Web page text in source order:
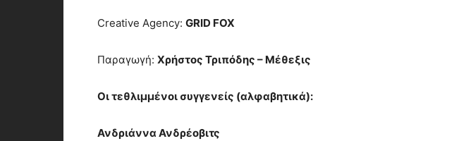
Creative Agency: GRID FOX
Παραγωγή: Χρήστος Τριπόδης – Μέθεξις
Οι τεθλιμμένοι συγγενείς (αλφαβητικά):
Ανδριάννα Ανδρέοβιτς